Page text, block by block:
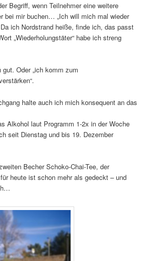
Begriff, wenn Teilnehmer eine weitere
bei mir buchen… „Ich will mich mal wieder
ich Nordstrand heiße, finde ich, das passt
„Wiederholungstäter“ habe ich streng
gut. Oder „ich komm zum
halte auch ich mich konsequent an das
Alkohol laut Programm 1-2x in der Woche
seit Dienstag und bis 19. Dezember
Becher Schoko-Chai-Tee, der
heute ist schon mehr als gedeckt – und